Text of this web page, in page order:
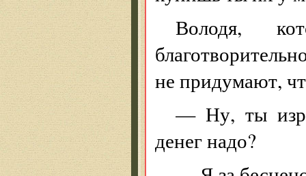
Володя,
не придумают,
— Ну, ты
денег надо?